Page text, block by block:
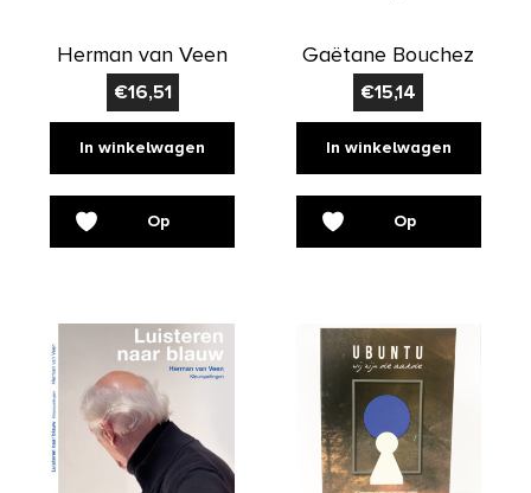
Herman van Veen
€16,51
In winkelwagen
Op
Gaëtane Bouchez
€15,14
In winkelwagen
Op